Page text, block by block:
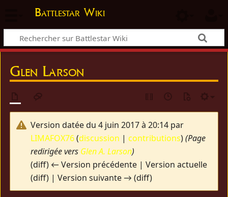
Battlestar Wiki
Glen Larson
Version datée du 4 juin 2017 à 20:14 par
LIMAFOX76(discussion | contributions)(Page
redirigée vers Glen A. Larson)
(diff) ← Version précédente | Version actuelle
(diff) | Version suivante → (diff)